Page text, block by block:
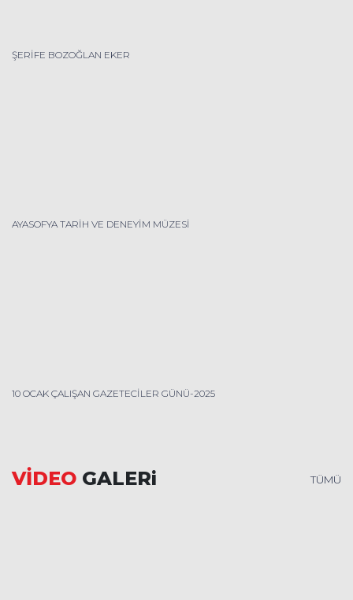
ŞERİFE BOZOĞLAN EKER
AYASOFYA TARİH VE DENEYİM MÜZESİ
10 OCAK ÇALIŞAN GAZETECİLER GÜNÜ-2025
VİDEO GALERi TÜMÜ